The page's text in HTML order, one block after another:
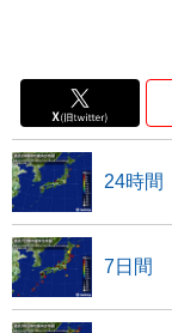
24時間
7日間